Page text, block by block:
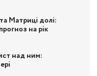
Матриці долі:
на рік
над ним: